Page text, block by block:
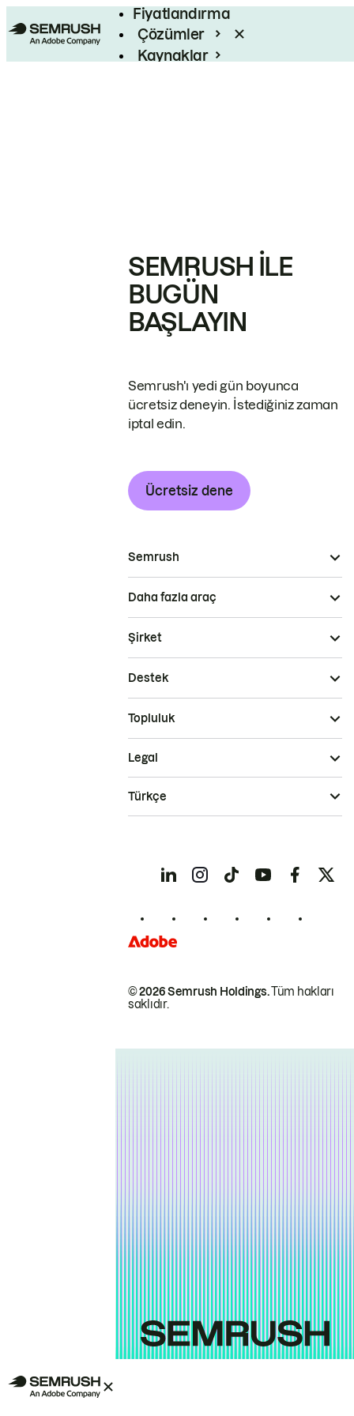
Fiyatlandırma
Çözümler
Kaynaklar
SEMRUSH ILE
BUGÜN
BAŞLAYIN
Semrush'ı yedi gün boyunca
ücretsiz deneyin. İstediğiniz zaman
iptal edin.
Ücretsiz dene
Semrush
Daha fazla araç
Şirket
Destek
Topluluk
© 2026 Semrush Holdings.Tüm hakları
saklıdır.
Legal
Türkçe